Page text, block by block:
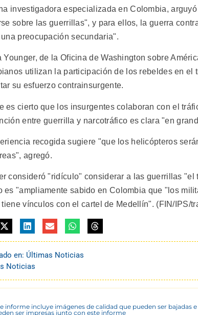
investigadora especializada en Colombia,
sobre las guerrillas", y para ellos, la guerra
preocupación secundaria".
Younger, de la Oficina de Washington sobre
utilizan la participación de los rebeldes en el
su esfuerzo contrainsurgente.
es cierto que los insurgentes colaboran con el
entre guerrilla y narcotráfico es clara "en
recogida sugiere "que los helicópteros
agregó.
consideró "ridículo" considerar a las guerrillas
es "ampliamente sabido en Colombia que "los
vínculos con el cartel de Medellín". (FIN/IPS/
en: Últimas Noticias
Noticias
informe incluye imágenes de calidad que pueden ser bajadas
ser impresas junto con este informe